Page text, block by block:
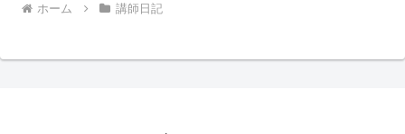
ホーム 講師日記